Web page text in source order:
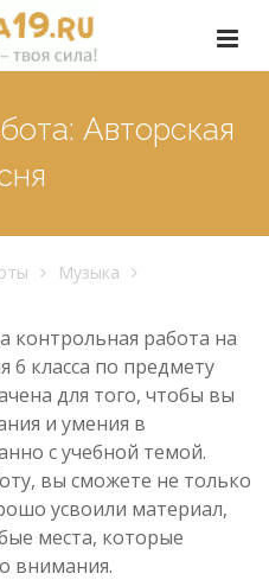
Авторская
Музыка
контрольная работа на
6 класса по предмету
для того, чтобы вы
и умения в
с учебной темой.
вы сможете не только
усвоили материал,
места, которые
внимания.